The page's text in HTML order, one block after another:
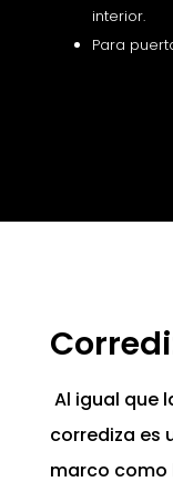
interior.
Para
Al igual que
corrediza es
marco como